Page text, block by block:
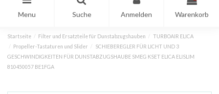
Menu Suche Anmelden Warenkorb
Startseite Filter und Ersatzteile für Dunstabzugshauben
TURBOAIR ELICA
Propeller-Tastaturen und Slider
SCHIEBEREGLER FÜR LICHT UND 3
GESCHWINDIGKEITEN FÜR DUNSTABZUGSHAUBE SMEG KSET ELICA ELISLIM
810450057 BE1FGA